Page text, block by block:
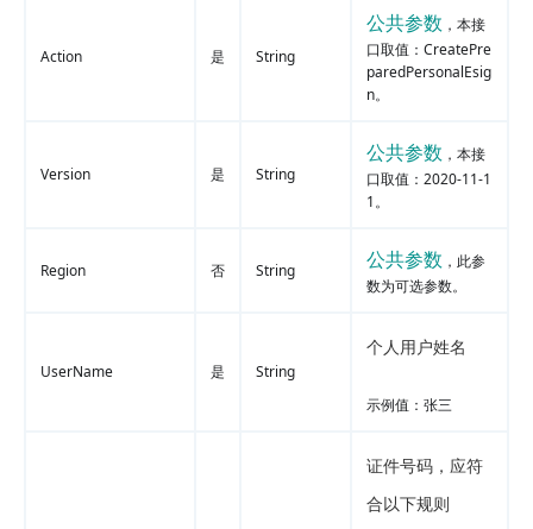
Action 是 String
公共参数 ，本接
口取值：CreatePre
paredPersonalEsig
n。
Version 是 String
公共参数 ，本接
口取值：2020-11-1
1。
Region 否 String 公共参数 ，此参
数为可选参数。
UserName 是 String
个人用户姓名
示例值：张三
证件号码，应符
合以下规则